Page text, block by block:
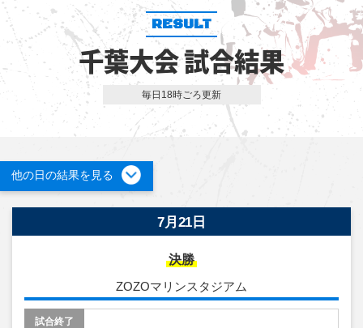
RESULT
千葉大会 試合結果
毎日18時ごろ更新
他の日の結果を見る
7月21日
決勝
ZOZOマリンスタジアム
試合終了